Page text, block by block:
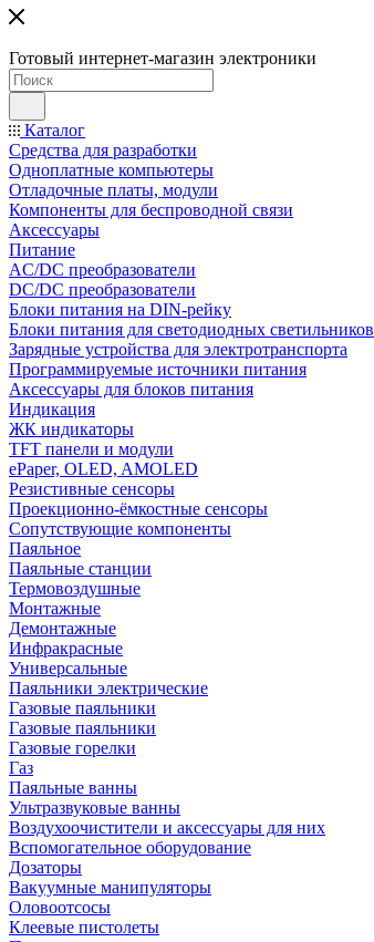
Готовый интернет-магазин электроники
Каталог
Средства для разработки
Одноплатные компьютеры
Отладочные платы, модули
Компоненты для беспроводной связи
Аксессуары
Питание
AC/DC преобразователи
DC/DC преобразователи
Блоки питания на DIN-рейку
Блоки питания для светодиодных светильников
Зарядные устройства для электротранспорта
Программируемые источники питания
Аксессуары для блоков питания
Индикация
ЖК индикаторы
TFT панели и модули
ePaper, OLED, AMOLED
Резистивные сенсоры
Проекционно-ёмкостные сенсоры
Сопутствующие компоненты
Паяльное
Паяльные станции
Термовоздушные
Монтажные
Демонтажные
Инфракрасные
Универсальные
Паяльники электрические
Газовые паяльники
Газовые паяльники
Газовые горелки
Газ
Паяльные ванны
Ультразвуковые ванны
Воздухоочистители и аксессуары для них
Вспомогательное оборудование
Дозаторы
Вакуумные манипуляторы
Оловоотсосы
Клеевые пистолеты